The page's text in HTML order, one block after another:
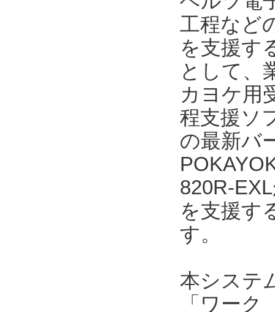
工程など
を支援す
として、
カヨケ用
程支援ソ
の最新バ
820R-
を支援す
す。
本システ
「ワー